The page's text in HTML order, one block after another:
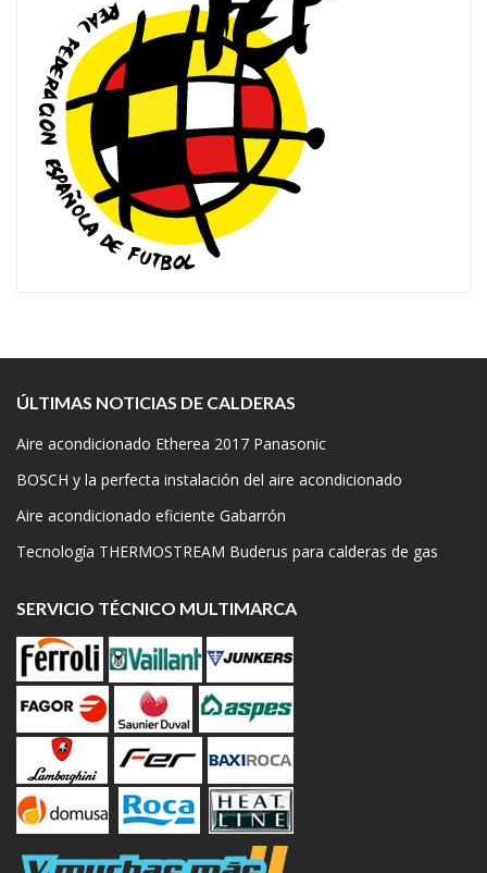
ÚLTIMAS NOTICIAS DE CALDERAS
Aire acondicionado Etherea 2017 Panasonic
BOSCH y la perfecta instalación del aire acondicionado
Aire acondicionado eficiente Gabarrón
Tecnología THERMOSTREAM Buderus para calderas de gas
SERVICIO TÉCNICO MULTIMARCA